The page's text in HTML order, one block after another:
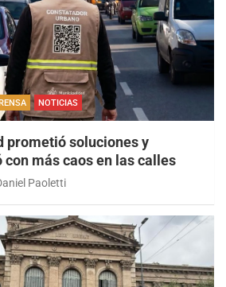
NOTICIAS
prometió soluciones y
más caos en las calles
Paoletti